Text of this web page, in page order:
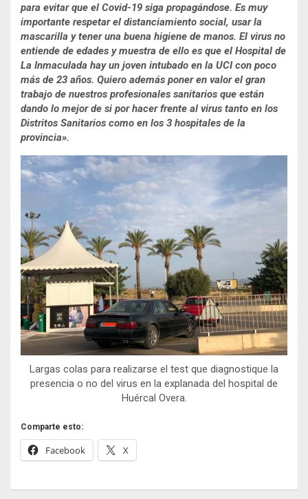
para evitar que el Covid-19 siga propagándose. Es muy
importante respetar el distanciamiento social, usar la
mascarilla y tener una buena higiene de manos. El virus no
entiende de edades y muestra de ello es que el Hospital de
La Inmaculada hay un joven intubado en la UCI con poco
más de 23 años. Quiero además poner en valor el gran
trabajo de nuestros profesionales sanitarios que están
dando lo mejor de si por hacer frente al virus tanto en los
Distritos Sanitarios como en los 3 hospitales de la
provincia».
Largas colas para realizarse el test que diagnostique la
presencia o no del virus en la explanada del hospital de
Huércal Overa.
Comparte esto:
Facebook X